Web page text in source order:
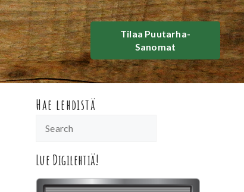
Tilaa Puutarha-
Sanomat
Hae lehdistä
Lue Digilehtiä!